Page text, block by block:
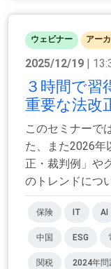
ウェビナー アー
2025/12/19 |
３時間で習
重要な法改
このセミナーで
た、また2026年
正・裁判例」や
のトレンドにつ
保険 IT AI
中国 ESG
関税 2024年問